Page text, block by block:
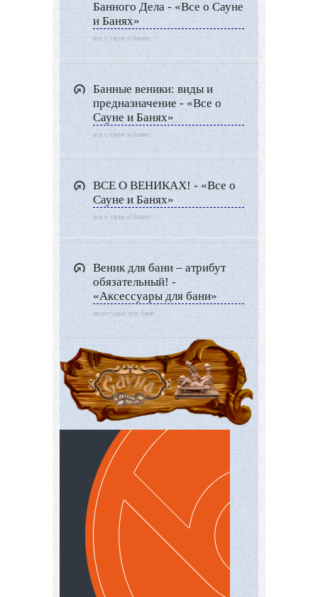
Банного Дела - «Все о Сауне
и Банях»
все о сауне и банях
Банные веники: виды и
предназначение - «Все о
Сауне и Банях»
все о сауне и банях
ВСЕ О ВЕНИКАХ! - «Все о
Сауне и Банях»
все о сауне и банях
Веник для бани – атрибут
обязательный! -
«Аксессуары для бани»
аксессуары для бани